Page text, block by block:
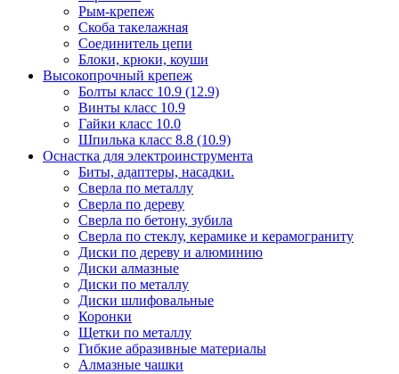
Рым-крепеж
Скоба такелажная
Соединитель цепи
Блоки, крюки, коуши
Высокопрочный крепеж
Болты класс 10.9 (12.9)
Винты класс 10.9
Гайки класс 10.0
Шпилька класс 8.8 (10.9)
Оснастка для электроинструмента
Биты, адаптеры, насадки.
Сверла по металлу
Сверла по дереву
Сверла по бетону, зубила
Сверла по стеклу, керамике и керамограниту
Диски по дереву и алюминию
Диски алмазные
Диски по металлу
Диски шлифовальные
Коронки
Щетки по металлу
Гибкие абразивные материалы
Алмазные чашки